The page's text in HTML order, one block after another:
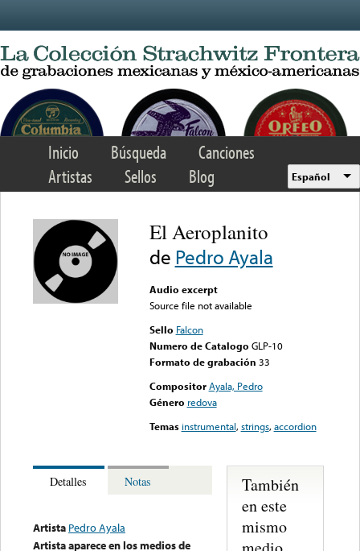
Inicio Búsqueda
Canciones
Artistas
Sellos Blog Español
El Aeroplanito
de Pedro Ayala
Audio excerpt
Source file not available
Sello Falcon
Numero de Catalogo GLP-10
Formato de grabación 33
Compositor Ayala, Pedro
Género redova
Temas instrumental,strings,accordion
Detalles Notas
Artista Pedro Ayala
Artista aparece en los medios de
También
en este
mismo